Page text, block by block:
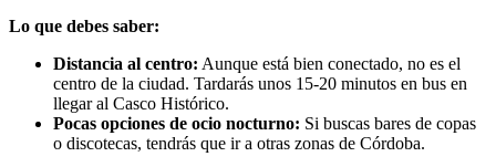
Lo que debes saber:
Distancia al centro: Aunque está bien conectado, no es el
centro de la ciudad. Tardarás unos 15-20 minutos en bus en
llegar al Casco Histórico.
Pocas opciones de ocio nocturno: Si buscas bares de copas
o discotecas, tendrás que ir a otras zonas de Córdoba.